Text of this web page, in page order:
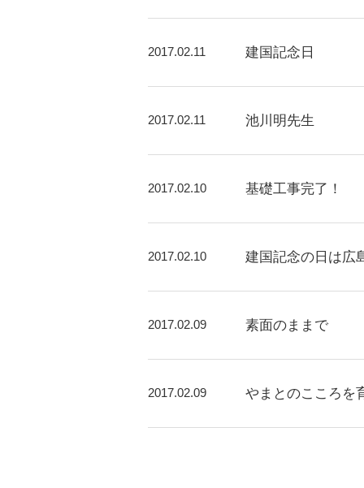
2017.02.11 建国記念日
2017.02.11 池川明先生
2017.02.10 基礎工事完了！
2017.02.10 建国記念の日は広
2017.02.09 素面のままで
2017.02.09 やまとのこころを